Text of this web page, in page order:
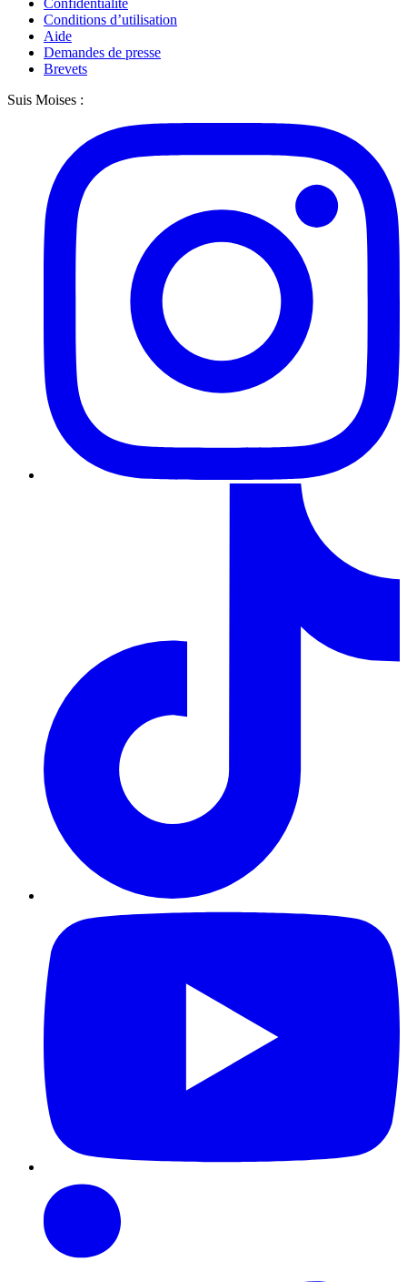
Confidentialité
Conditions d’utilisation
Aide
Demandes de presse
Brevets
Suis Moises :